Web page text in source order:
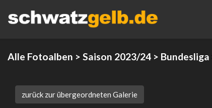
Alle Fotoalben > Saison 2023/24 > Bundesliga
zurück zur übergeordneten Galerie